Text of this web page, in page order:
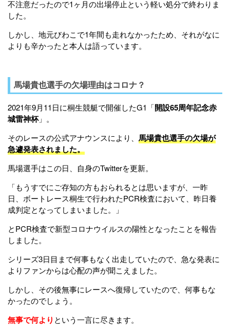
不注意だったので1ヶ月の出場停止という軽い処分で終わりま
した。
しかし、地元びわこで1年間も走れなかったため、それがなに
よりも辛かったと本人は語っています。
馬場貴也選手の欠場理由はコロナ？
2021年9月11日に桐生競艇で開催したG1「開設65周年記念赤
城雷神杯」。
そのレースの公式アナウンスにより、 馬場貴也選手の欠場が
急遽発表されました。
馬場選手はこの日、自身のTwitterを更新。
「もうすでにご存知の方もおられるとは思いますが、一昨
日、ボートレース桐生で行われたPCR検査において、昨日養
成判定となってしまいました。」
とPCR検査で新型コロナウイルスの陽性となったことを報告
しました。
シリーズ3日目まで何事もなく出走していたので、急な発表に
よりファンからは心配の声が聞こえました。
しかし、その後無事にレースへ復帰していたので、何事もな
かったのでしょう。
無事で何より という一言に尽きます。